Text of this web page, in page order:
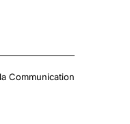
Communication